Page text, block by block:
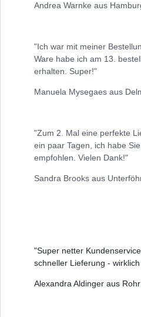
Andrea Warnke aus
"Ich war mit meiner
Ware habe ich am 13.
erhalten. Super!"
Manuela Mysegaes aus
"Zum 2. Mal eine perfekte
ein paar Tagen, ich habe
empfohlen. Vielen Dank!"
Sandra Brooks aus
"Super netter
schneller Lieferung -
Alexandra Aldinger aus Rohr